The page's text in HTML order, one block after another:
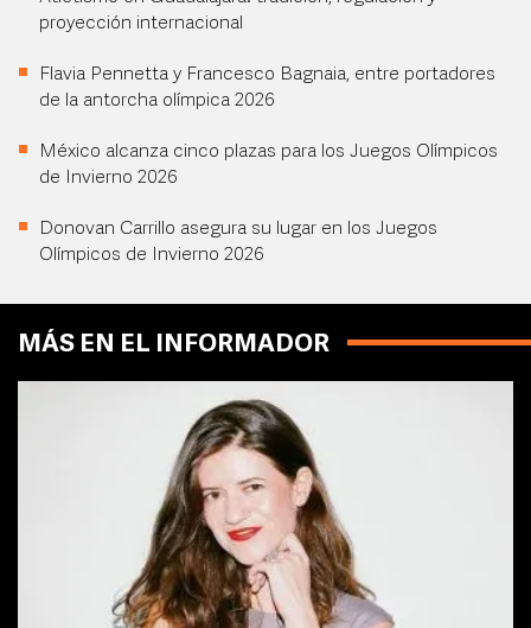
proyección internacional
Flavia Pennetta y Francesco Bagnaia, entre portadores
de la antorcha olímpica 2026
México alcanza cinco plazas para los Juegos Olímpicos
de Invierno 2026
Donovan Carrillo asegura su lugar en los Juegos
Olímpicos de Invierno 2026
MÁS EN EL INFORMADOR